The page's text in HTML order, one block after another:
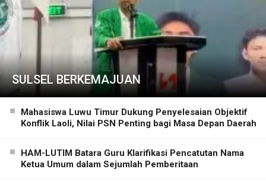
SULSEL BERKEMAJUAN
Mahasiswa Luwu Timur Dukung Penyelesaian Objektif
Konflik Laoli, Nilai PSN Penting bagi Masa Depan Daerah
HAM-LUTIM Batara Guru Klarifikasi Pencatutan Nama
Ketua Umum dalam Sejumlah Pemberitaan